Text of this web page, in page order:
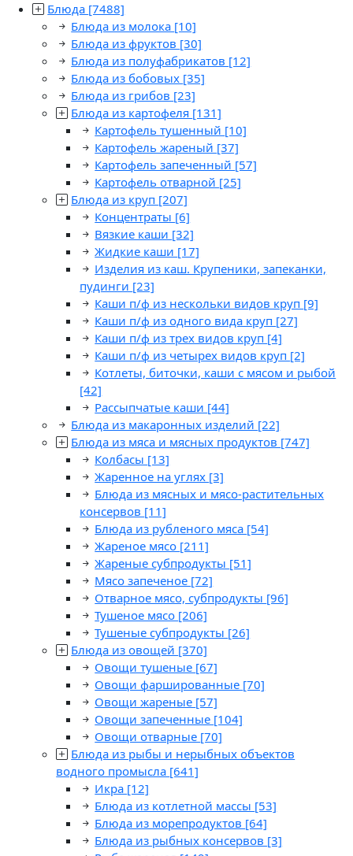
Блюда [7488]
Блюда из молока [10]
Блюда из фруктов [30]
Блюда из полуфабрикатов [12]
Блюда из бобовых [35]
Блюда из грибов [23]
Блюда из картофеля [131]
Картофель тушенный [10]
Картофель жареный [37]
Картофель запеченный [57]
Картофель отварной [25]
Блюда из круп [207]
Концентраты [6]
Вязкие каши [32]
Жидкие каши [17]
Изделия из каш. Крупеники, запеканки,
пудинги [23]
Каши п/ф из нескольки видов круп [9]
Каши п/ф из одного вида круп [27]
Каши п/ф из трех видов круп [4]
Каши п/ф из четырех видов круп [2]
Котлеты, биточки, каши с мясом и рыбой
[42]
Рассыпчатые каши [44]
Блюда из макаронных изделий [22]
Блюда из мяса и мясных продуктов [747]
Колбасы [13]
Жаренное на углях [3]
Блюда из мясных и мясо-растительных
консервов [11]
Блюда из рубленого мяса [54]
Жареное мясо [211]
Жареные субпродукты [51]
Мясо запеченое [72]
Отварное мясо, субпродукты [96]
Тушеное мясо [206]
Тушеные субпродукты [26]
Блюда из овощей [370]
Овощи тушеные [67]
Овощи фаршированные [70]
Овощи жареные [57]
Овощи запеченные [104]
Овощи отварные [70]
Блюда из рыбы и нерыбных объектов
водного промысла [641]
Икра [12]
Блюда из котлетной массы [53]
Блюда из морепродуктов [64]
Блюда из рыбных консервов [3]